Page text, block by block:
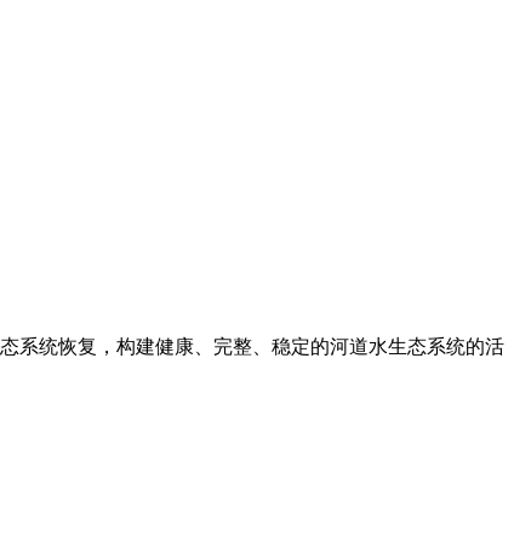
系统恢复，构建健康、完整、稳定的河道水生态系统的活